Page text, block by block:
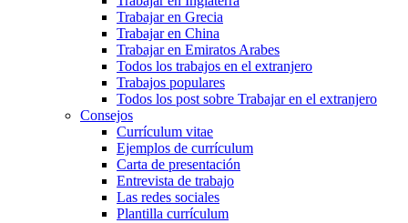
Trabajar en Grecia
Trabajar en China
Trabajar en Emiratos Arabes
Todos los trabajos en el extranjero
Trabajos populares
Todos los post sobre Trabajar en el extranjero
Consejos
Currículum vitae
Ejemplos de currículum
Carta de presentación
Entrevista de trabajo
Las redes sociales
Plantilla currículum